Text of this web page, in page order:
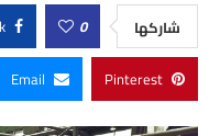
شاركها 0
Pinterest
Email